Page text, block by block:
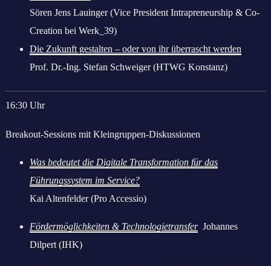
Sören Jens Lauinger (Vice President Intrapreneurship & Co-
Creation bei Werk_39)
Die Zukunft gestalten – oder von ihr überrascht werden
Prof. Dr.-Ing. Stefan Schweiger (HTWG Konstanz)
16:30 Uhr
Breakout-Sessions mit Kleingruppen-Diskussionen
Was bedeutet die Digitale Transformation für das
Führungssystem im Service?
Kai Altenfelder (Pro Accessio)
Fördermöglichkeiten & TechnologietransferJohannes
Dilpert (IHK)